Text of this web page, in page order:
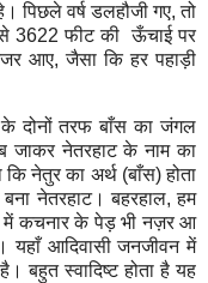
पि‍छले वर्ष डलहौजी गए,तो
3622 फीट की ऊँचाई पर
आए,जैसा कि‍ हर पहाड़ी
तरफ बाँस का जंगल
जाकर नेतरहाट के नाम का
नेतुर का अर्थ (बाँस) होता
नेतरहाट। बहरहाल,हम
कचनार के पेड़ भी नज़र आ
आदि‍वासी जनजीवन में
बहुत स्‍वादि‍ष्‍ट होता है यह